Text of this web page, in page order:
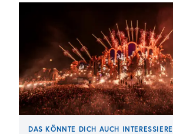
DAS KÖNNTE DICH AUCH